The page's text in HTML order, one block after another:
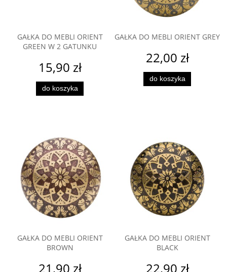
GAŁKA DO MEBLI ORIENT
GREEN W 2 GATUNKU
15,90 zł
do koszyka
GAŁKA DO MEBLI ORIENT GREY
22,00 zł
do koszyka
GAŁKA DO MEBLI ORIENT
BROWN
21,90 zł
GAŁKA DO MEBLI ORIENT
BLACK
22,90 zł